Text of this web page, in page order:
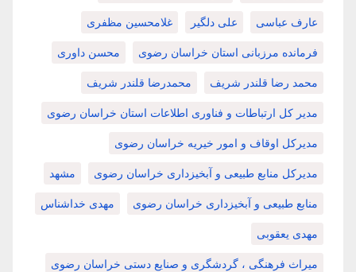
عارف عباسی علی دلگیر غلامحسین مظفری
فرمانده مرزبانی استان خراسان رضوی محسن داوری
محمد رضا قلندر شریف محمدرضا قلندر شریف
مدیر کل ارتباطات و فناوری اطلاعات استان خراسان رضوی
مدیرکل اوقاف و امور خیریه خراسان رضوی
مدیرکل منابع طبیعی و آبخیزداری خراسان رضوی مشهد
منابع طبیعی و آبخیزداری خراسان رضوی مهدی خداشناس
مهدی یعقوبی
میراث فرهنگی ، گردشگری و صنایع دستی خراسان رضوی